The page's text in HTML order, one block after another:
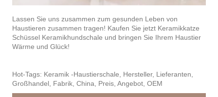
Lassen Sie uns zusammen zum gesunden Leben von
Haustieren zusammen tragen! Kaufen Sie jetzt Keramikkatze
Schüssel Keramikhundschale und bringen Sie Ihrem Haustier
Wärme und Glück!
Hot-Tags: Keramik -Haustierschale, Hersteller, Lieferanten,
Großhandel, Fabrik, China, Preis, Angebot, OEM